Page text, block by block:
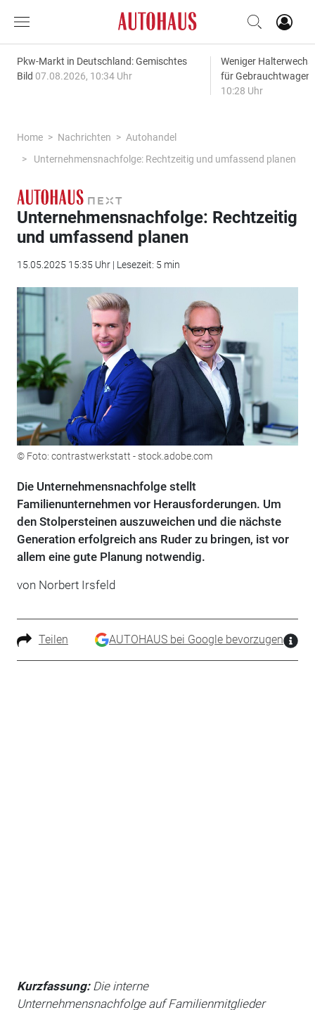
Pkw-Markt in Deutschland: Gemischtes
Bild 07.08.2026, 10:34 Uhr
Weniger
für
10:28 Uhr
Home Nachrichten
Autohandel
Unternehmensnachfolge: Rechtzeitig und umfassend planen
Unternehmensnachfolge: Rechtzeitig
und umfassend planen
15.05.2025 15:35 Uhr | Lesezeit: 5 min
© Foto: contrastwerkstatt - stock.adobe.com
Die Unternehmensnachfolge stellt
Familienunternehmen vor Herausforderungen. Um
den Stolpersteinen auszuweichen und die nächste
Generation erfolgreich ans Ruder zu bringen, ist vor
allem eine gute Planung notwendig.
von Norbert Irsfeld
Teilen AUTOHAUS bei Google bevorzugen
Kurzfassung: Die interne
Unternehmensnachfolge auf Familienmitglieder